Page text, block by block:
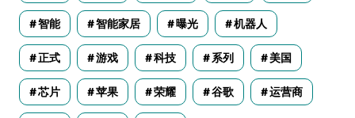
智能 智能家居 曝光 机器人
正式 游戏 科技 系列 美国
芯片 苹果 荣耀 谷歌 运营商